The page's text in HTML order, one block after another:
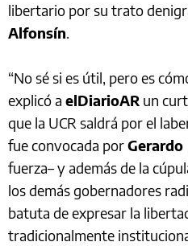
libertario por su trato
Alfonsín.
“No sé si es útil, pero es
explicó a elDiarioAR un
que la UCR saldrá por el
fue convocada por
fuerza– y además de la
los demás gobernadores
batuta de expresar la
tradicionalmente